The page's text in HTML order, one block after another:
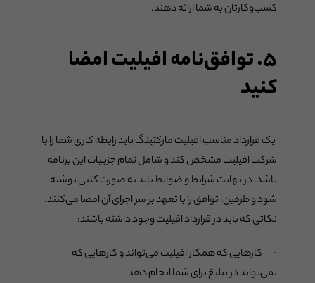
کسب‌وکارتان به شما ارائه دهند.
۵. توافق‌نامه افیلیت امضا
کنید‌
یک قرارداد مناسب افیلیت مارکتینگ باید رابطه کاری شما را با
شرکت افیلیت مشخص کند و شامل تمام جزییات این برنامه
باشد. در نهایت شرایط و ضوابط باید به صورت کتبی نوشته
شود و طرفین، توافق را با تعهد بر سر اجرای آن امضا می‌کنند.
نکاتی که باید در قرارداد افیلیت وجود داشته باشند:
· کارهایی که همکار افیلیت می‌تواند و کارهایی که
نمی‌تواند در تبلیغ برای شما انجام دهد